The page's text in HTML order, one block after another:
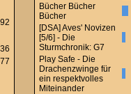
Bücher Bücher
Bücher
[DSA] Aves' Novizen
[5/6] - Die
Sturmchronik: G7
Play Safe - Die
Drachenzwinge für
ein respektvolles
Miteinander